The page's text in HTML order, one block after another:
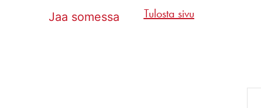
Jaa somessa Tulosta sivu